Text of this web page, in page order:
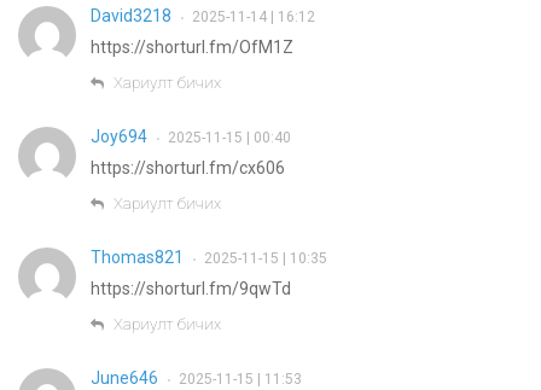
David3218 • 2025-11-14 | 16:12
https://shorturl.fm/OfM1Z
Хариулт бичих
Joy694 • 2025-11-15 | 00:40
https://shorturl.fm/cx606
Хариулт бичих
Thomas821 • 2025-11-15 | 10:35
https://shorturl.fm/9qwTd
Хариулт бичих
June646 • 2025-11-15 | 11:53